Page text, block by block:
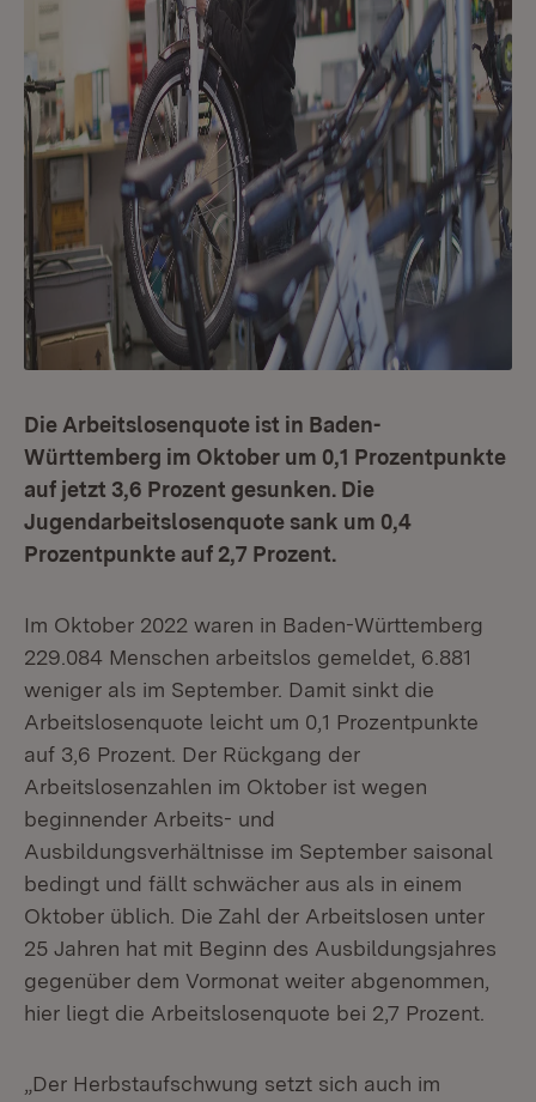
Die Arbeitslosenquote ist in Baden-
Württemberg im Oktober um 0,1 Prozentpunkte
auf jetzt 3,6 Prozent gesunken. Die
Jugendarbeitslosenquote sank um 0,4
Prozentpunkte auf 2,7 Prozent.
Im Oktober 2022 waren in Baden-Württemberg
229.084 Menschen arbeitslos gemeldet, 6.881
weniger als im September. Damit sinkt die
Arbeitslosenquote leicht um 0,1 Prozentpunkte
auf 3,6 Prozent. Der Rückgang der
Arbeitslosenzahlen im Oktober ist wegen
beginnender Arbeits- und
Ausbildungsverhältnisse im September saisonal
bedingt und fällt schwächer aus als in einem
Oktober üblich. Die Zahl der Arbeitslosen unter
25 Jahren hat mit Beginn des Ausbildungsjahres
gegenüber dem Vormonat weiter abgenommen,
hier liegt die Arbeitslosenquote bei 2,7 Prozent.
„Der Herbstaufschwung setzt sich auch im